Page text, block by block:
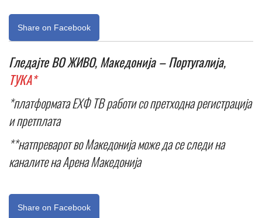
Share on Facebook
Гледајте ВО ЖИВО, Македонија – Португалија,
ТУКА*
*платформата ЕХФ ТВ работи со претходна регистрација
и претплата
**натпреварот во Македонија може да се следи на
каналите на Арена Македонија
Share on Facebook